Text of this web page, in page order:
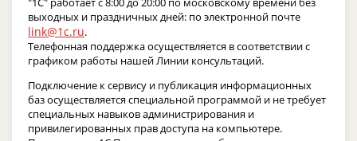
выходных и праздничных дней: по электронной почте
link@1c.ru.
Телефонная поддержка осуществляется в соответствии с
графиком работы нашей Линии консультаций.
Подключение к сервису и публикация информационных
баз осуществляется специальной программой и не требует
специальных навыков администрирования и
привилегированных прав доступа на компьютере.